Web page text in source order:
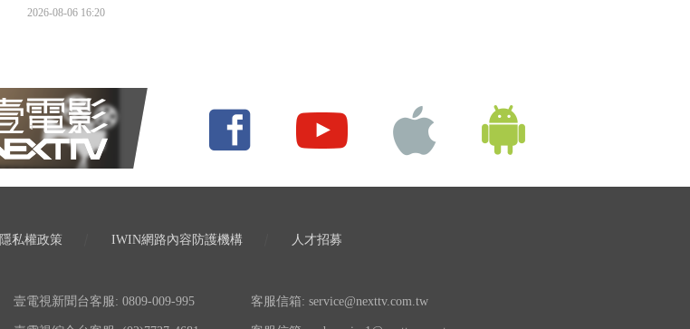
2026-08-06 16:20
隱私權政策 IWIN網路內容防護機構 人才招募
壹電視新聞台客服: 0809-009-995 客服信箱: service@nexttv.com.tw